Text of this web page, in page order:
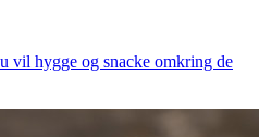
vil hygge og snacke omkring de